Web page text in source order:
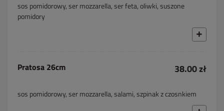
sos pomidorowy, ser mozzarella, ser feta, oliwki, suszone
pomidory
Pratosa 26cm 38.00 zł
sos pomidorowy, ser mozzarella, salami, szpinak z czosnkiem